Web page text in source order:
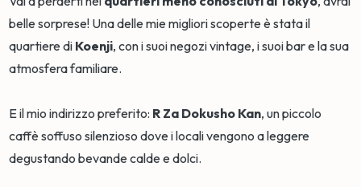
belle sorprese! Una delle mie migliori scoperte è stata il
quartiere di Koenji, con i suoi negozi vintage, i suoi bar e la sua
atmosfera familiare.
E il mio indirizzo preferito: R Za Dokusho Kan, un piccolo
caffè soffuso silenzioso dove i locali vengono a leggere
degustando bevande calde e dolci.